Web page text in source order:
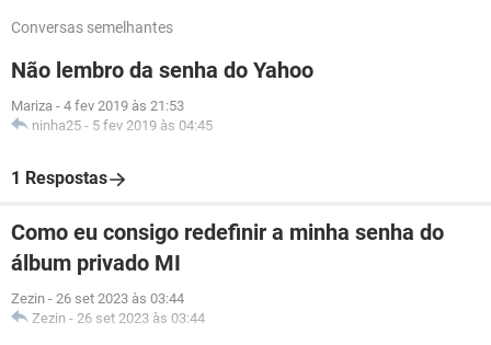
Conversas semelhantes
Não lembro da senha do Yahoo
Mariza - 4 fev 2019 às 21:53
ninha25 - 5 fev 2019 às 04:45
1 Respostas
Como eu consigo redefinir a minha senha do
álbum privado MI
Zezin - 26 set 2023 às 03:44
Zezin - 26 set 2023 às 03:44